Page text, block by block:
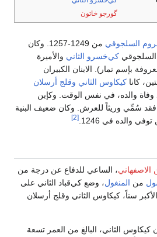
گورجو خاتون
السلجوقي
من 1249-1257. وكان
السلجوقي كي‌خسرو الثاني والأميرة
بإسم تمار). الابنان الكبيران
كانا كيكاوس الثاني وقلج أرسلان
وفاة والده، في نفس الوقت. وكإبن
سُمِّي وريثاً للعرش. وكان ضعيف البنية
والده في 1246.
[2]
، الساعي للدفاع عن درجة من
من المنغول، وضع كي‌قباد الثاني على
سناً، كيكاوس الثاني وقلج أرسلان
أن كيكاوس الثاني، البالغ من العمر تسعة